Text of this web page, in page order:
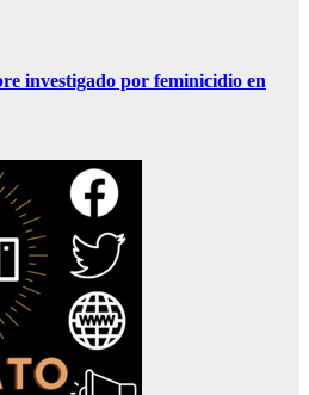
investigado por feminicidio en